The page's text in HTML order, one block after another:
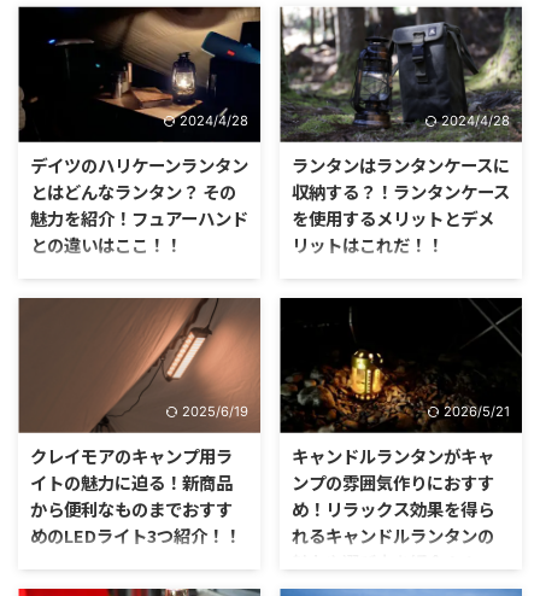
暑い時期のキャンプの大敵って、
やっぱり虫ですよね。 虫の中で
も特に蚊は、テントに入り込まれ
ると夜もなかなか寝付く事が出来
なくて厄介なんです。
ランタンスタンドといえば、ラン
タンを吊るすために必要なアイテ
ムですよね。 三脚式や地面への
打ち込み式と、用途や設置場所に
合わせて選ぶことができます。
2024/4/28
デイツのハリケーンランタン
とはどんなランタン？ その
魅力を紹介！フュアーハンド
との違いはここ！！
便利で使いやすく、充電すること
で何度も使えて、しかも明るいラ
ンタンと言えば何？ エコ的な意
味でも、機能性な意味でも、最近
はランタンといえばLEDというイ
メージが強くなっています。
2024/4/28
ランタンはランタンケースに
収納する？！ランタンケース
を使用するメリットとデメ
リットはこれだ！！
突然ですが、ランタンって何を使
ってますか？ やっぱり近年で
は、LEDランタンしか使っていな
いよという方も多いのではないで
しょうか？
2025/6/19
クレイモアのキャンプ用ラ
イトの魅力に迫る！新商品
から便利なものまでおすす
めのLEDライト3つ紹介！！
ここ数年のキャンプシーンにおい
て、以前にも増して重要になって
2026/5/21
キャンドルランタンがキャ
ンプの雰囲気作りにおすす
め！リラックス効果を得ら
れるキャンドルランタンの